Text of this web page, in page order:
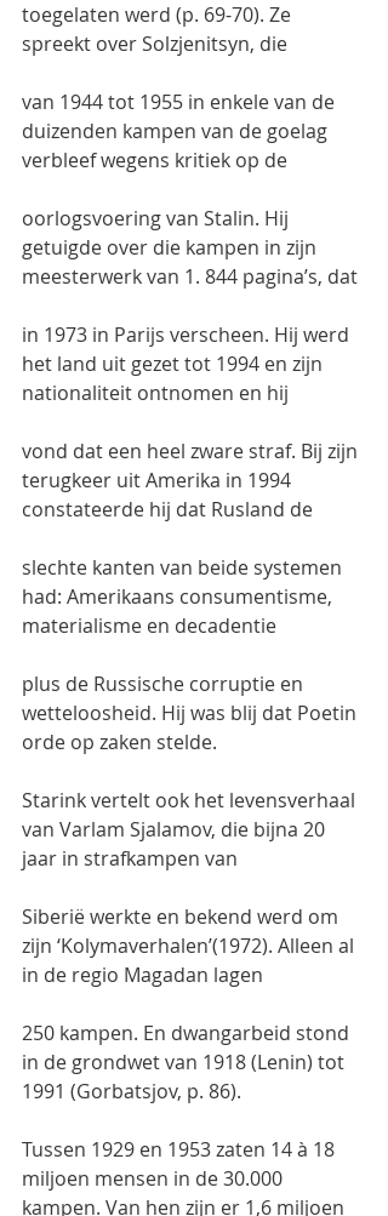
toegelaten werd (p. 69-70). Ze
spreekt over Solzjenitsyn, die
van 1944 tot 1955 in enkele van de
duizenden kampen van de goelag
verbleef wegens kritiek op de
oorlogsvoering van Stalin. Hij
getuigde over die kampen in zijn
meesterwerk van 1. 844 pagina’s, dat
in 1973 in Parijs verscheen. Hij werd
het land uit gezet tot 1994 en zijn
nationaliteit ontnomen en hij
vond dat een heel zware straf. Bij zijn
terugkeer uit Amerika in 1994
constateerde hij dat Rusland de
slechte kanten van beide systemen
had: Amerikaans consumentisme,
materialisme en decadentie
plus de Russische corruptie en
wetteloosheid. Hij was blij dat Poetin
orde op zaken stelde.
Starink vertelt ook het levensverhaal
van Varlam Sjalamov, die bijna 20
jaar in strafkampen van
Siberië werkte en bekend werd om
zijn ‘Kolymaverhalen’(1972). Alleen al
in de regio Magadan lagen
250 kampen. En dwangarbeid stond
in de grondwet van 1918 (Lenin) tot
1991 (Gorbatsjov, p. 86).
Tussen 1929 en 1953 zaten 14 à 18
miljoen mensen in de 30.000
kampen. Van hen zijn er 1,6 miljoen